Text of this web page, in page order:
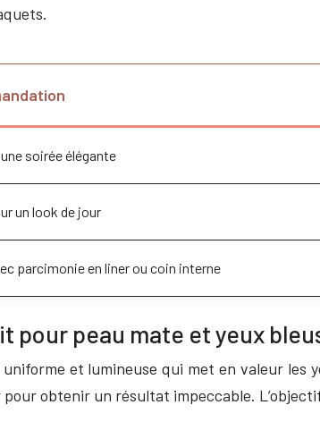
soirée élégante
un look de jour
parcimonie en liner ou coin interne
pour peau mate et yeux
et lumineuse qui met en valeur
obtenir un résultat impeccable.